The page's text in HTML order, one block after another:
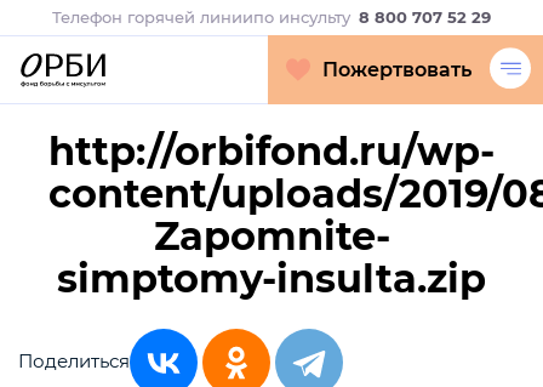
Телефон горячей линиипо инсульту 8 800 707 52 29
Пожертвовать
http://orbifond.ru/wp-
content/uploads/2019/
Zapomnite-
simptomy-insulta.zip
Поделиться